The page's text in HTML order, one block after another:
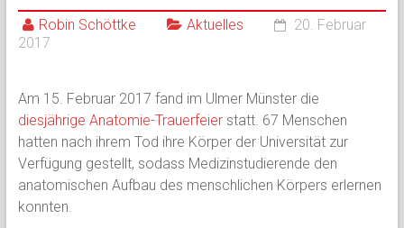
Robin Schöttke Aktuelles
20. Februar
2017
Am 15. Februar 2017 fand im Ulmer Münster die
diesjährige Anatomie-Trauerfeierstatt. 67 Menschen
hatten nach ihrem Tod ihre Körper der Universität zur
Verfügung gestellt, sodass Medizinstudierende den
anatomischen Aufbau des menschlichen Körpers erlernen
konnten.